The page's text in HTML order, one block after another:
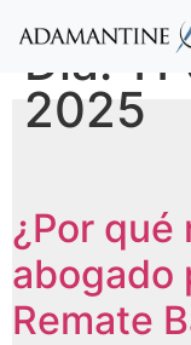
Día:
2025
¿Por qué
abogado
Remate